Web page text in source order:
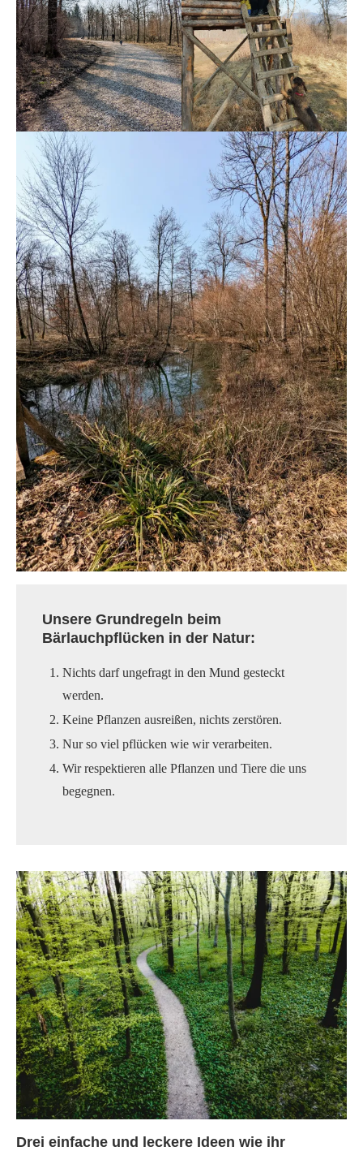
Unsere Grundregeln beim
Bärlauchpflücken in der Natur:
Nichts darf ungefragt in den Mund gesteckt
werden.
Keine Pflanzen ausreißen, nichts zerstören.
Nur so viel pflücken wie wir verarbeiten.
Wir respektieren alle Pflanzen und Tiere die uns
begegnen.
Drei einfache und leckere Ideen wie ihr